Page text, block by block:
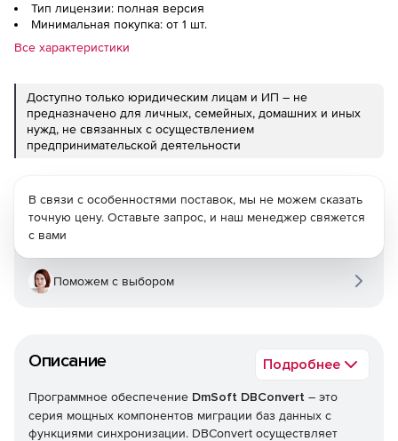
Тип лицензии: полная версия
Минимальная покупка: от 1 шт.
Все характеристики
Доступно только юридическим лицам и ИП – не
предназначено для личных, семейных, домашних и иных
нужд, не связанных с осуществлением
предпринимательской деятельности
Описание Подробнее
Программное обеспечение DmSoft DBConvert – это
серия мощных компонентов миграции баз данных с
функциями синхронизации. DBConvert осуществляет
В связи с особенностями поставок, мы не можем сказать
точную цену. Оставьте запрос, и наш менеджер свяжется
с вами
Поможем с выбором